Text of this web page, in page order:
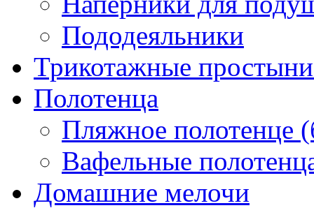
Пододеяльники
Трикотажные
Полотенца
Пляжное полотенце
Вафельные
Домашние мелочи